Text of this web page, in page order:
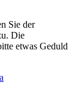
Sie der
Die
etwas Geduld